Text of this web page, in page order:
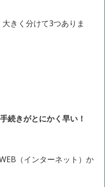
きく分けて3つありま
続きがとにかく早い！
（インターネット）か